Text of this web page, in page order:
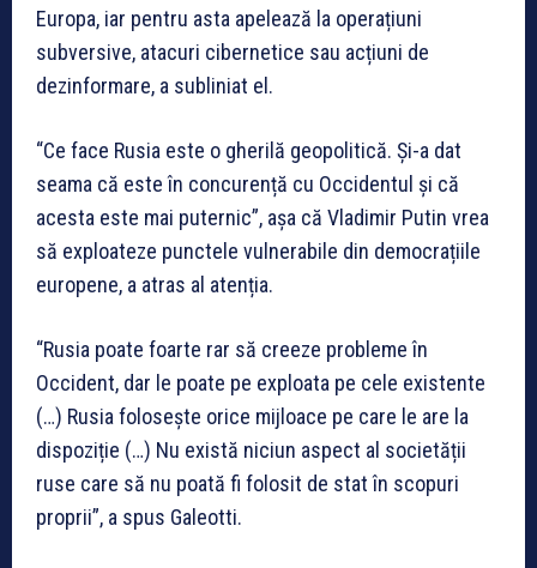
Europa, iar pentru asta apelează la operațiuni
subversive, atacuri cibernetice sau acțiuni de
dezinformare, a subliniat el.
“Ce face Rusia este o gherilă geopolitică. Și-a dat
seama că este în concurență cu Occidentul și că
acesta este mai puternic”, așa că Vladimir Putin vrea
să exploateze punctele vulnerabile din democrațiile
europene, a atras al atenția.
“Rusia poate foarte rar să creeze probleme în
Occident, dar le poate pe exploata pe cele existente
(…) Rusia folosește orice mijloace pe care le are la
dispoziție (…) Nu există niciun aspect al societății
ruse care să nu poată fi folosit de stat în scopuri
proprii”, a spus Galeotti.